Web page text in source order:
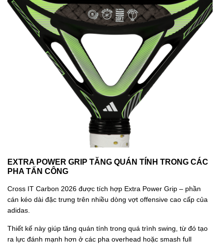
EXTRA POWER GRIP TĂNG QUÁN TÍNH TRONG CÁC
PHA TẤN CÔNG
Cross IT Carbon 2026 được tích hợp Extra Power Grip – phần
cán kéo dài đặc trưng trên nhiều dòng vợt offensive cao cấp của
adidas.
Thiết kế này giúp tăng quán tính trong quá trình swing, từ đó tạo
ra lực đánh mạnh hơn ở các pha overhead hoặc smash full